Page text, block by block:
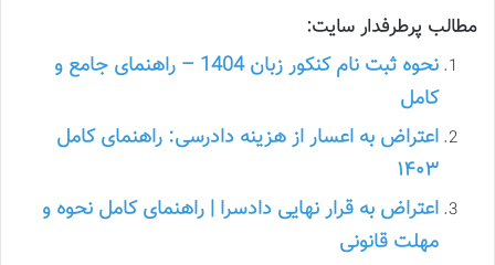
مطالب پرطرفدار سایت:
نحوه ثبت نام کنکور زبان 1404 – راهنمای جامع و
کامل
اعتراض به اعسار از هزینه دادرسی: راهنمای کامل
۱۴۰۳
اعتراض به قرار نهایی دادسرا | راهنمای کامل نحوه و
مهلت قانونی